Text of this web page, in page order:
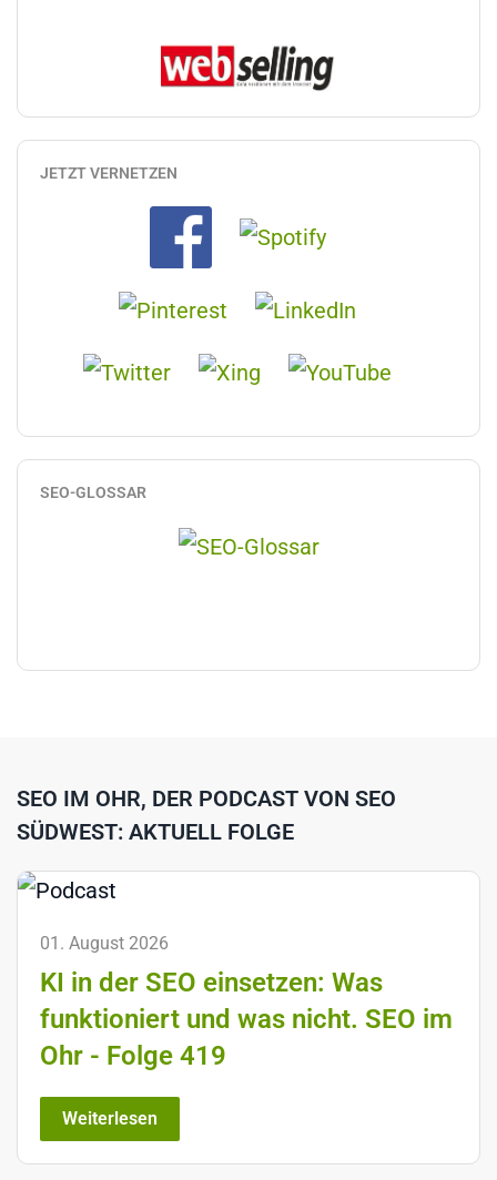
JETZT VERNETZEN
SEO-GLOSSAR
SEO IM OHR, DER PODCAST VON SEO
SÜDWEST: AKTUELL FOLGE
01. August 2026
KI in der SEO einsetzen: Was
funktioniert und was nicht. SEO im
Ohr - Folge 419
Weiterlesen